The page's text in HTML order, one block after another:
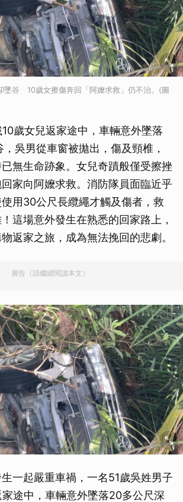
墜谷 10歲女擦傷奔回「阿嬤求救」仍不治。(圖
歲女兒返家途中，車輛意外墜落
吳男從車窗被拋出，傷及頸椎，
無生命跡象。女兒奇蹟般僅受擦挫
家向阿嬤求救。消防隊員面臨近乎
用30公尺長纜繩才觸及傷者，救
這場意外發生在熟悉的回家路上，
返家之旅，成為無法挽回的悲劇。
廣告（請繼續閱讀本文）
一起嚴重車禍，一名51歲吳姓男子
途中，車輛意外墜落20多公尺深